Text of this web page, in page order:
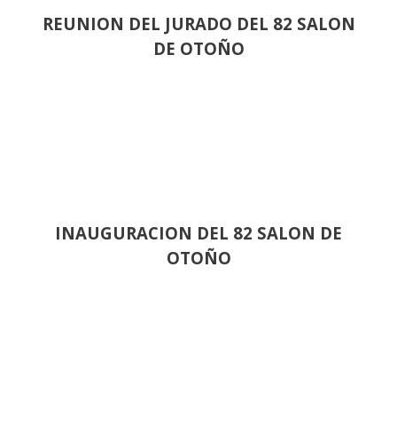
REUNION DEL JURADO DEL 82 SALON
DE OTOÑO
INAUGURACION DEL 82 SALON DE
OTOÑO